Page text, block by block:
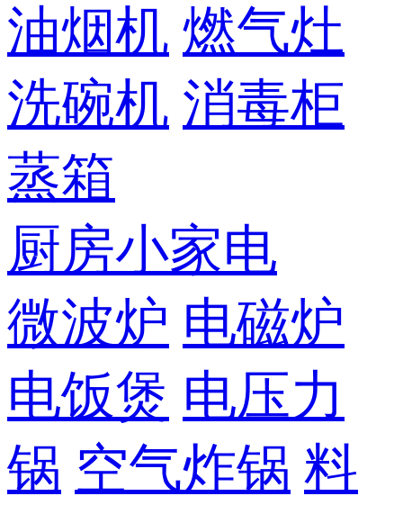
油烟机 燃气灶
洗碗机 消毒柜
蒸箱
厨房小家电
微波炉 电磁炉
电饭煲 电压力
锅 空气炸锅 料